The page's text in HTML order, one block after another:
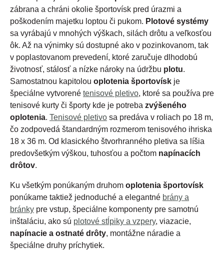
zábrana a chráni okolie športovísk pred úrazmi a
poškodením majetku loptou či pukom. Plotové systémy
sa vyrábajú v mnohých výškach, silách drôtu a veľkosťou
ôk. Až na výnimky sú dostupné ako v pozinkovanom, tak
v poplastovanom prevedení, ktoré zaručuje dlhodobú
životnosť, stálosť a nízke nároky na údržbu plotu.
Samostatnou kapitolou oplotenia športovísk je
špeciálne vytvorené tenisové pletivo, ktoré sa používa pre
tenisové kurty či športy kde je potreba zvýšeného
oplotenia. Tenisové pletivo sa predáva v roliach po 18 m,
čo zodpovedá štandardným rozmerom tenisového ihriska
18 x 36 m. Od klasického štvorhranného pletiva sa líšia
predovšetkým výškou, tuhosťou a počtom napínacích
drôtov.
Ku všetkým ponúkaným druhom oplotenia športovísk
ponúkame taktiež jednoduché a elegantné brány a
bránky pre vstup, špeciálne komponenty pre samotnú
inštaláciu, ako sú plotové stĺpiky a vzpery, viazacie,
napínacie a ostnaté drôty, montážne náradie a
špeciálne druhy príchytiek.